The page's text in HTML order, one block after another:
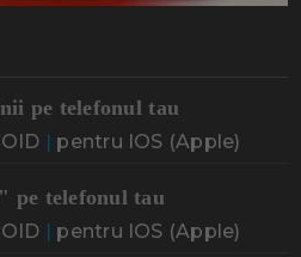
pe telefonul tau
| pentru IOS (Apple)
pe telefonul tau
| pentru IOS (Apple)